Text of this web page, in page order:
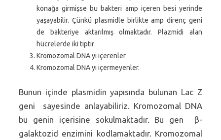
konağa girmişse bu bakteri amp içeren besi yerinde
yaşayabilir. Çünkü plasmidle birlikte amp direnç geni
de bakteriye aktarılmış olmaktadır. Plazmidi alan
hücrelerde iki tiptir
Kromozomal DNA yı içerenler
Kromozomal DNA yı içermeyenler.
Bunun içinde plasmidin yapısında bulunan Lac Z
geni sayesinde anlayabiliriz. Kromozomal DNA
bu genin içerisine sokulmaktadır. Bu gen β-
galaktozid enzimini kodlamaktadır. Kromozomal